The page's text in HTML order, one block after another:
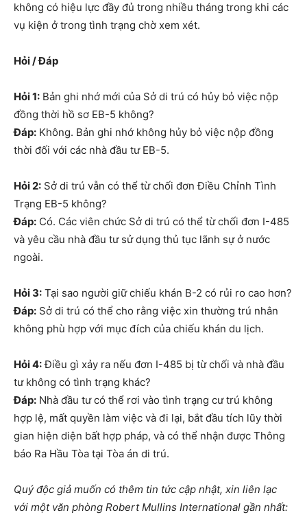
không có hiệu lực đầy đủ trong nhiều tháng trong khi các
vụ kiện ở trong tình trạng chờ xem xét.
Hỏi / Đáp
Hỏi 1: Bản ghi nhớ mới của Sở di trú có hủy bỏ việc nộp
đồng thời hồ sơ EB-5 không?
Đáp: Không. Bản ghi nhớ không hủy bỏ việc nộp đồng
thời đối với các nhà đầu tư EB-5.
Hỏi 2: Sở di trú vẫn có thể từ chối đơn Điều Chỉnh Tình
Trạng EB-5 không?
Đáp: Có. Các viên chức Sở di trú có thể từ chối đơn I-485
và yêu cầu nhà đầu tư sử dụng thủ tục lãnh sự ở nước
ngoài.
Hỏi 3: Tại sao người giữ chiếu khán B-2 có rủi ro cao hơn?
Đáp: Sở di trú có thể cho rằng việc xin thường trú nhân
không phù hợp với mục đích của chiếu khán du lịch.
Hỏi 4:Điều gì xảy ra nếu đơn I-485 bị từ chối và nhà đầu
tư không có tình trạng khác?
Đáp: Nhà đầu tư có thể rơi vào tình trạng cư trú không
hợp lệ, mất quyền làm việc và đi lại, bắt đầu tích lũy thời
gian hiện diện bất hợp pháp, và có thể nhận được Thông
báo Ra Hầu Tòa tại Tòa án di trú.
Quý độc giả muốn có thêm tin tức cập nhật, xin liên lạc
với một văn phòng Robert Mullins International gần nhất: